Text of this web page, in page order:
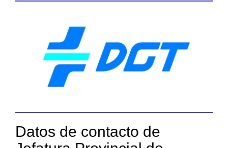
Datos de contacto de